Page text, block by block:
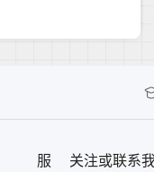
服
关注或联系